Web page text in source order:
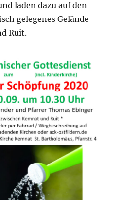
laden dazu auf den
gelegenes Gelände
Ruit.